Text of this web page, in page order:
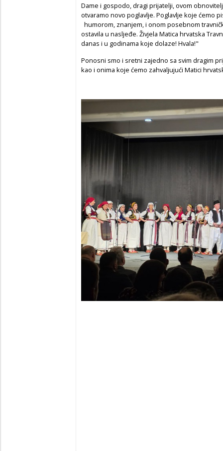
Dame i gospodo, dragi prijatelji, ovom
otvaramo novo poglavlje. Poglavlje koje ćemo
humorom, znanjem, i onom posebnom
ostavila u nasljeđe. Živjela Matica hrvatska
danas i u godinama koje dolaze! Hvala!"
Ponosni smo i sretni zajedno sa svim dragim
kao i onima koje ćemo zahvaljujući Matici